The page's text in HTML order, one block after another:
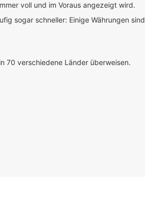
voll und im Voraus angezeigt wird.
sogar schneller: Einige Währungen sind
70 verschiedene Länder überweisen.